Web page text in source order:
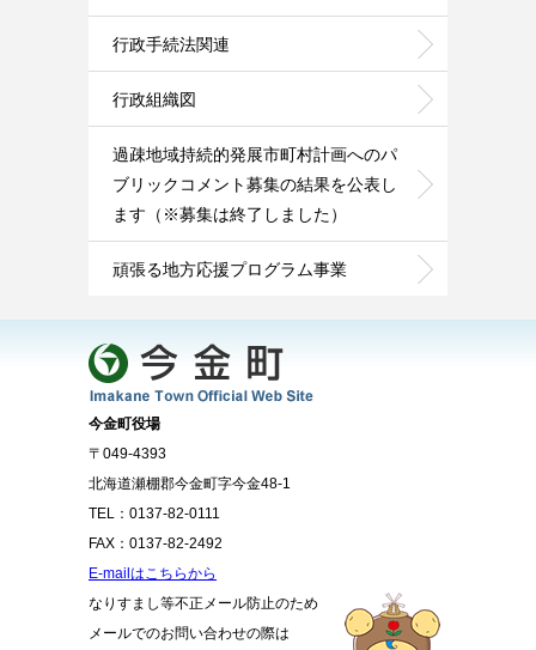
行政手続法関連
行政組織図
過疎地域持続的発展市町村計画へのパ
ブリックコメント募集の結果を公表し
ます（※募集は終了しました）
頑張る地方応援プログラム事業
今金町役場
〒049-4393
北海道瀬棚郡今金町字今金48-1
TEL：0137-82-0111
FAX：0137-82-2492
E-mailはこちらから
なりすまし等不正メール防止のため
メールでのお問い合わせの際は